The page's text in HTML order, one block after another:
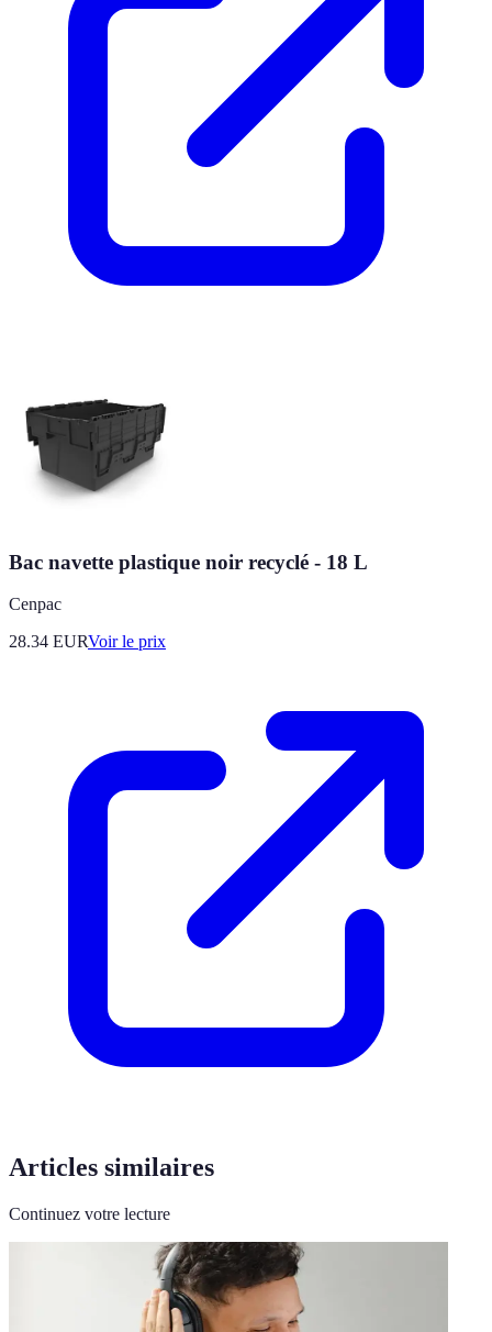
Bac navette plastique noir recyclé - 18 L
Cenpac
28.34 EURVoir le prix
Articles similaires
Continuez votre lecture